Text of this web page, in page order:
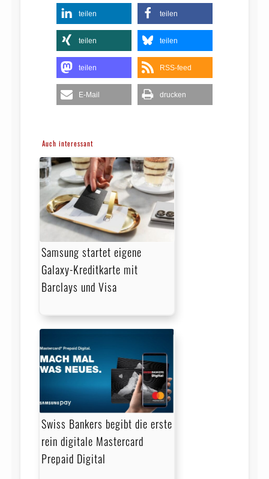
teilen teilen
teilen teilen
teilen RSS-feed
E-Mail drucken
Auch interessant
Samsung startet eigene
Galaxy-Kreditkarte mit
Barclays und Visa
Swiss Bankers begibt die erste
rein digitale Mastercard
Prepaid Digital